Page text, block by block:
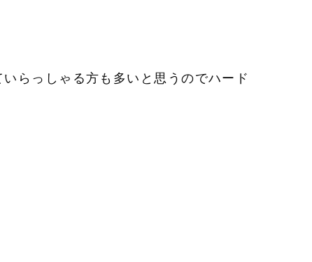
らっしゃる方も多いと思うのでハード